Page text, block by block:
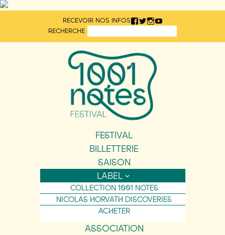
RECEVOIR NOS INFOS
RECHERCHE
FESTIVAL
BILLETTERIE
SAISON
LABEL
COLLECTION 1001 NOTES
NICOLAS HORVATH DISCOVERIES
ACHETER
ASSOCIATION